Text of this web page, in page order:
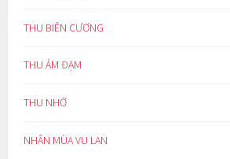
THU BIÊN CƯƠNG
THU ẢM ĐẠM
THU NHỚ
NHÂN MÙA VU LAN